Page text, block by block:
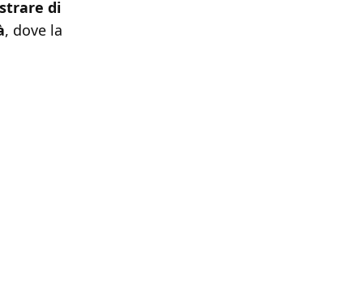
di
, dove la